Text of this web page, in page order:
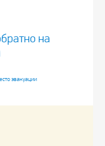
на